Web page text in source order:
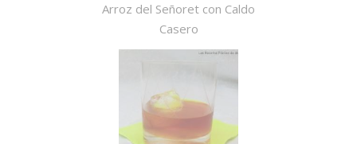
Arroz del Señoret con Caldo
Casero